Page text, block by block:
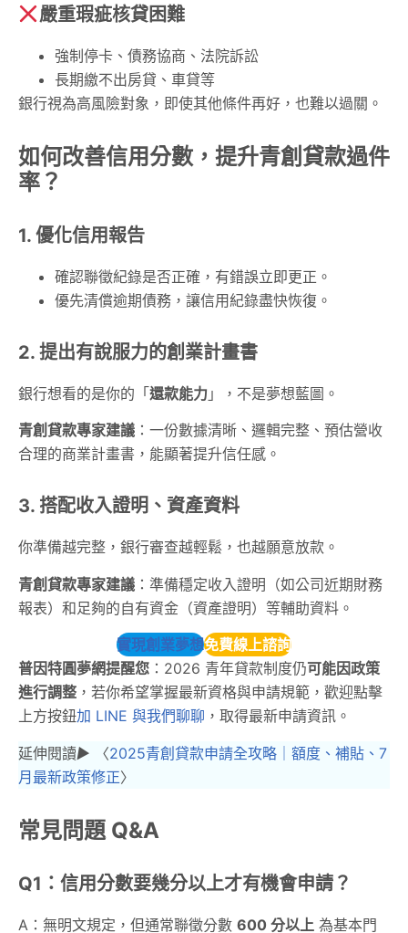
嚴重瑕疵核貸困難
強制停卡、債務協商、法院訴訟
長期繳不出房貸、車貸等
銀行視為高風險對象，即使其他條件再好，也難以過關。
如何改善信用分數，提升青創貸款過件
率？
1. 優化信用報告
確認聯徵紀錄是否正確，有錯誤立即更正。
優先清償逾期債務，讓信用紀錄盡快恢復。
2. 提出有說服力的創業計畫書
銀行想看的是你的「 還款能力 」，不是夢想藍圖。
青創貸款專家建議 ：一份數據清晰、邏輯完整、預估營收
合理的商業計畫書，能顯著提升信任感。
3. 搭配收入證明、資產資料
你準備越完整，銀行審查越輕鬆，也越願意放款。
青創貸款專家建議 ：準備穩定收入證明（如公司近期財務
報表）和足夠的自有資金（資產證明）等輔助資料。
實現創業夢想免費線上諮詢
普因特圓夢網提醒您 ：2026 青年貸款制度仍可能因政策
進行調整 ，若你希望掌握最新資格與申請規範，歡迎點擊
上方按鈕加 LINE 與我們聊聊 ，取得最新申請資訊。
延伸閱讀▶︎ 〈2025青創貸款申請全攻略｜額度、補貼、7
月最新政策修正〉
常見問題 Q&A
Q1：信用分數要幾分以上才有機會申請？
A：無明文規定，但通常聯徵分數 600 分以上 為基本門